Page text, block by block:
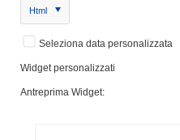
Html
Seleziona data personalizzata
Widget personalizzati
Antreprima Widget: